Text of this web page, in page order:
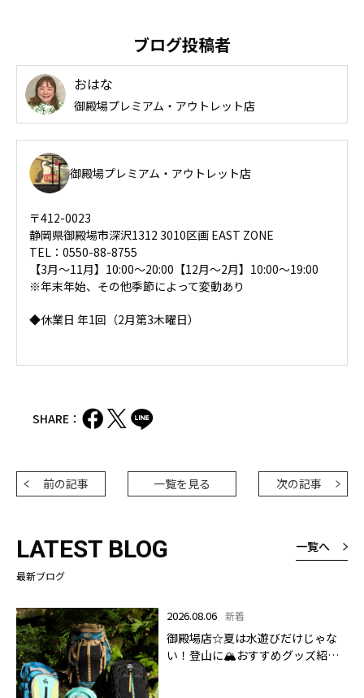
ブログ投稿者
おはな
御殿場プレミアム・アウトレット店
御殿場プレミアム・アウトレット店
〒412-0023
静岡県御殿場市深沢1312 3010区画 EAST ZONE
TEL：0550-88-8755
【3月～11月】10:00～20:00【12月～2月】10:00～19:00
※年末年始、その他季節によって変動あり
◆休業日 年1回（2月第3木曜日）
SHARE：
前の記事 一覧を見る 次の記事
LATEST BLOG
最新ブログ
一覧へ
2026.08.06 新着
御殿場店☆夏は水遊びだけじゃな
い！登山に🏔おすすめグッズ紹介